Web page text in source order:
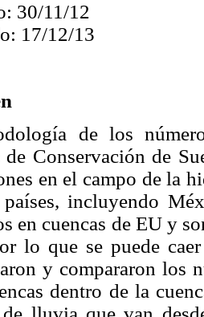
30/11/12
17/12/13
de los
Conservación de
en el campo de la
países, incluyendo
en cuencas de EU y
lo que se puede
y compararon los
dentro de la